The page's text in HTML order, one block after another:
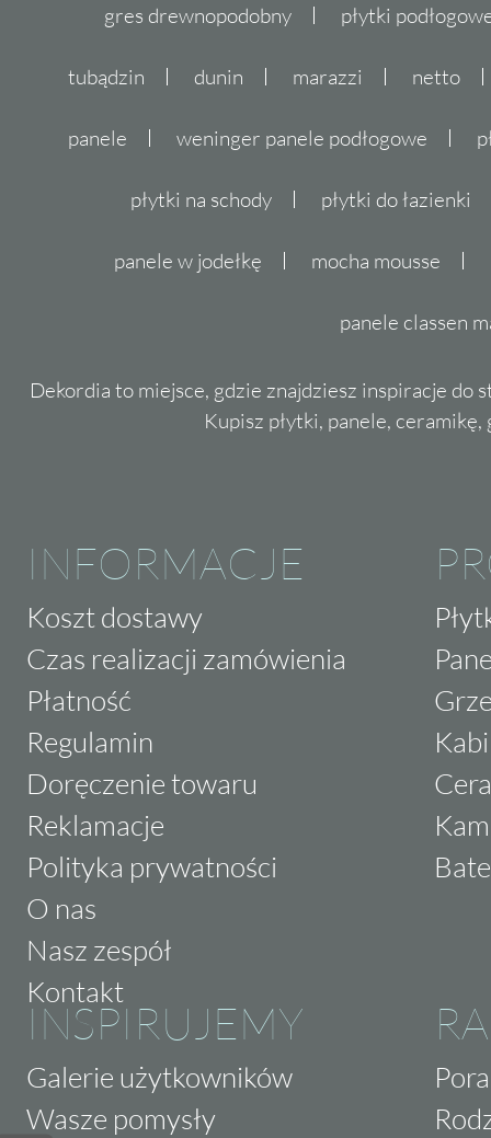
gres drewnopodobny płytki
tubądzin dunin marazzi netto
panele weninger panele podłogowe
płytki na schody płytki do łazienki
panele w jodełkę mocha mousse
panele classen
Dekordia to miejsce, gdzie znajdziesz inspiracje do
Kupisz płytki, panele,
INFORMACJE
Koszt dostawy
Czas realizacji zamówienia
Płatność
Regulamin
Doręczenie towaru
Reklamacje
Polityka prywatności
O nas
Nasz zespół
Kontakt
INSPIRUJEMY
Galerie użytkowników
Wasze pomysły